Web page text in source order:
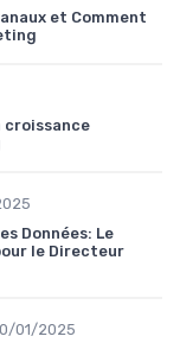
et Comment
croissance
Données: Le
le Directeur
01/2025